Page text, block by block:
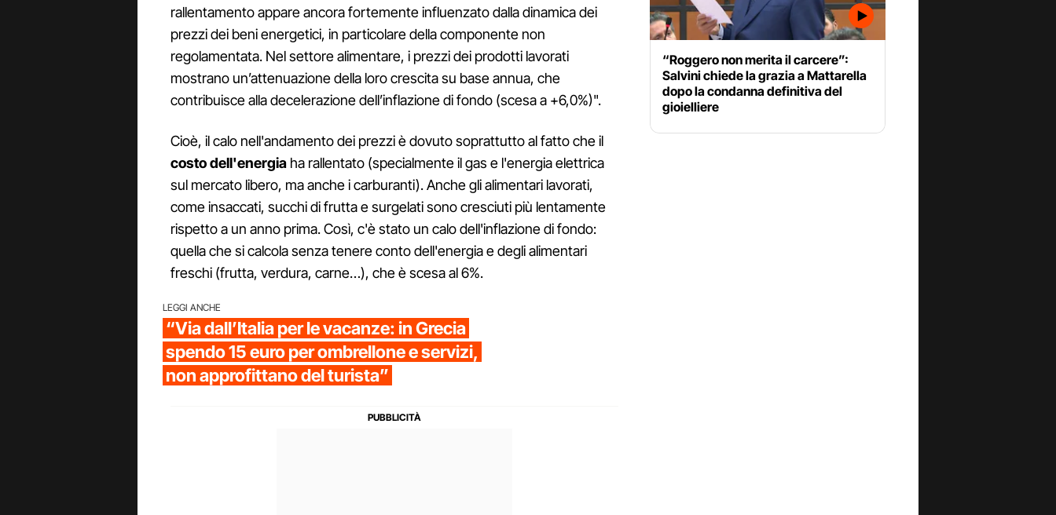
rallentamento appare ancora fortemente influenzato dalla dinamica dei
prezzi dei beni energetici, in particolare della componente non
regolamentata. Nel settore alimentare, i prezzi dei prodotti lavorati
mostrano un’attenuazione della loro crescita su base annua, che
contribuisce alla decelerazione dell’inflazione di fondo (scesa a +6,0%)".
Cioè, il calo nell'andamento dei prezzi è dovuto soprattutto al fatto che il
costo dell'energia ha rallentato (specialmente il gas e l'energia elettrica
sul mercato libero, ma anche i carburanti). Anche gli alimentari lavorati,
come insaccati, succhi di frutta e surgelati sono cresciuti più lentamente
rispetto a un anno prima. Così, c'è stato un calo dell'inflazione di fondo:
quella che si calcola senza tenere conto dell'energia e degli alimentari
freschi (frutta, verdura, carne…), che è scesa al 6%.
LEGGI ANCHE
“Via dall’Italia per le vacanze: in Grecia
spendo 15 euro per ombrellone e servizi,
non approfittano del turista”
“Roggero non merita il carcere”:
Salvini chiede la grazia a Mattarella
dopo la condanna definitiva del
gioielliere